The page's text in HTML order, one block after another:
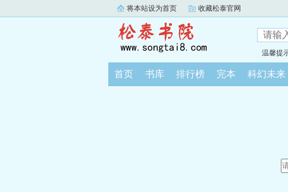
将本站设为首页 收藏松泰官网
温馨提
首页 书库 排行榜 完本 科幻未来